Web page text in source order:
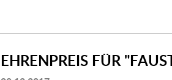
EHRENPREIS FÜR